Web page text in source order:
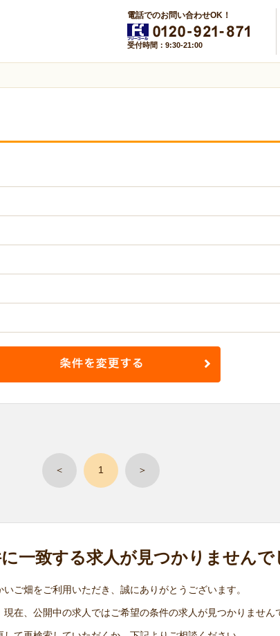
電話でのお問い合わせOK！
受付時間：9:30-21:00
＜ 1 ＞
一致する求人が見つかりませんで
いご畑をご利用いただき、誠にありがとうございます。
在、公開中の求人ではご希望の条件の求人が見つかりません